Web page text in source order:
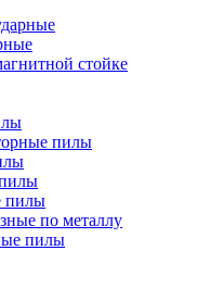
стойке
пилы
пилы
по металлу
пилы